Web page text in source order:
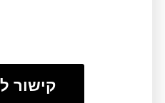
קישור